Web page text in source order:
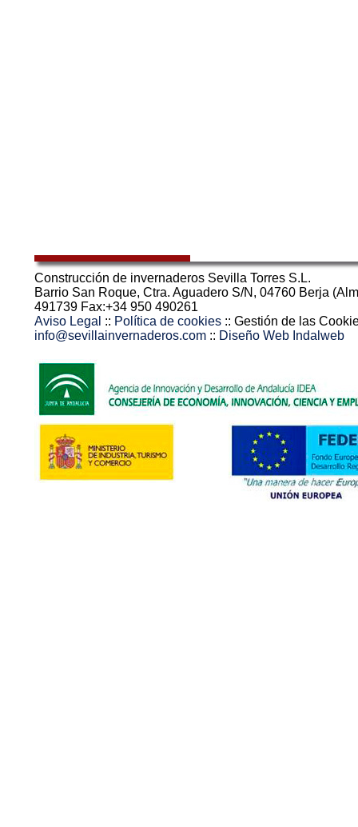
Construcción de invernaderos Sevilla Torres S.L.
Barrio San Roque, Ctra. Aguadero S/N, 04760 Berja
491739 Fax:+34 950 490261
Aviso Legal :: Política de cookies :: Gestión de las
info@sevillainvernaderos.com :: Diseño Web Indalweb